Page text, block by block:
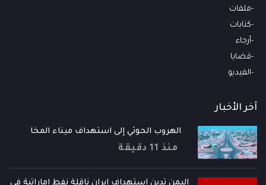
ملفات
كتابات
أرجاء
قضايا
الفيديو
آخر الأخبار
الهروب الحوثي إلى استهداف ميناء المخا
منذ 11 دقيقة
اليمن تدين استهداف إيران ناقلة نفط إماراتية في